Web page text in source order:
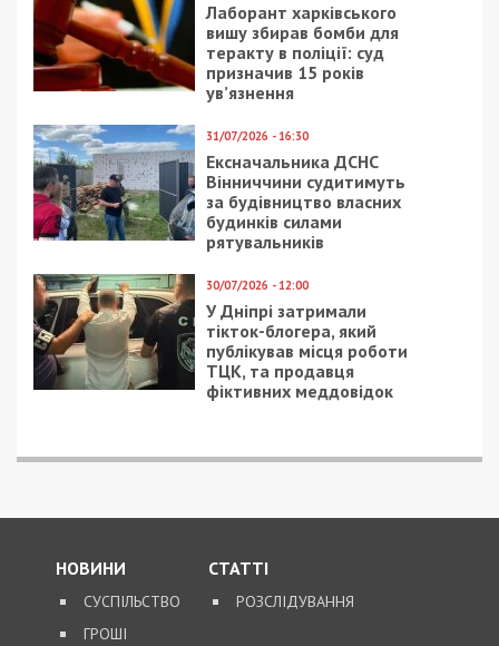
Лаборант харківського
вишу збирав бомби для
теракту в поліції: суд
призначив 15 років
ув’язнення
31/07/2026 - 16:30
Ексначальника ДСНС
Вінниччини судитимуть
за будівництво власних
будинків силами
рятувальників
30/07/2026 - 12:00
У Дніпрі затримали
тікток-блогера, який
публікував місця роботи
ТЦК, та продавця
фіктивних меддовідок
НОВИНИ
СУСПІЛЬСТВО
ГРОШІ
СТАТТІ
РОЗСЛІДУВАННЯ